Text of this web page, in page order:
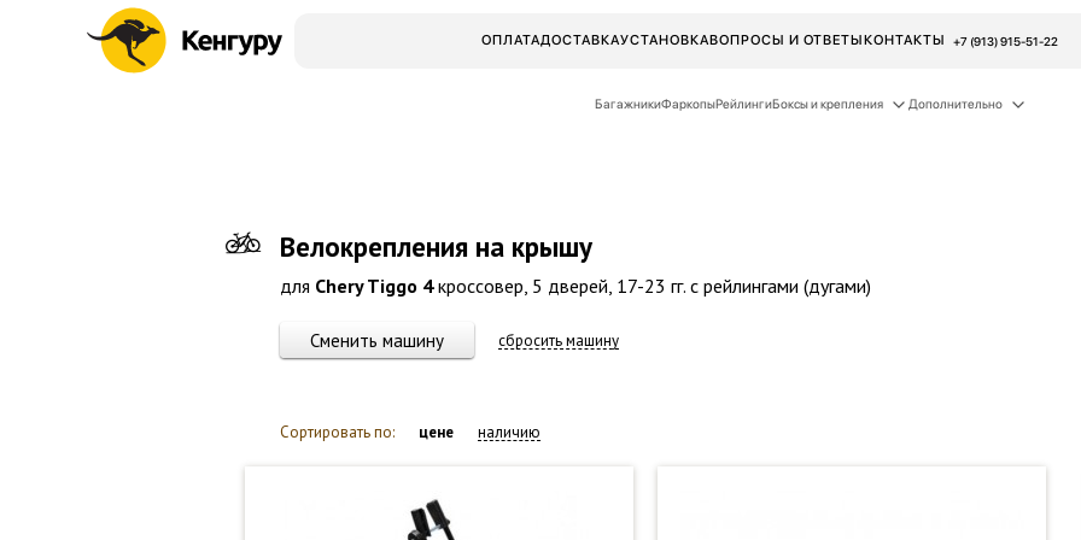
ОПЛАТАДОСТАВКАУСТАНОВКАВОПРОСЫ И ОТВЕТЫКОНТАКТЫ +7 (913) 915-51-22
БагажникиФаркопыРейлингиБоксы и крепления Дополнительно
Велокрепления на крышу
для Chery Tiggo 4кроссовер, 5 дверей, 17-23 гг. с рейлингами (дугами)
Сменить машину сбросить машину
Сортировать по: цене наличию